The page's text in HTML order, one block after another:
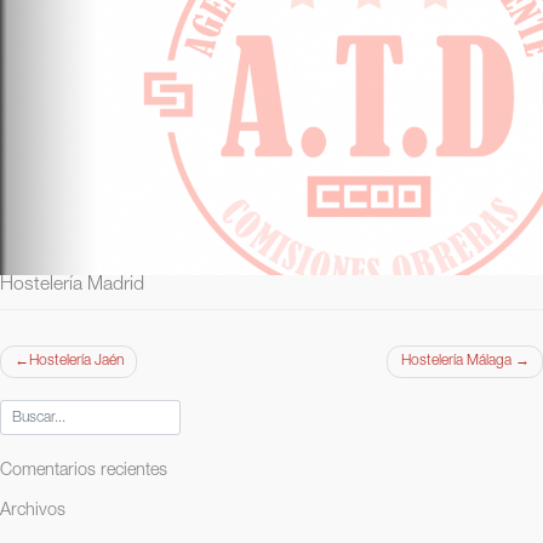
Hostelería Madrid
Navegación
de
entradas
Hostelería Jaén Hostelería Málaga
Comentarios recientes
Archivos